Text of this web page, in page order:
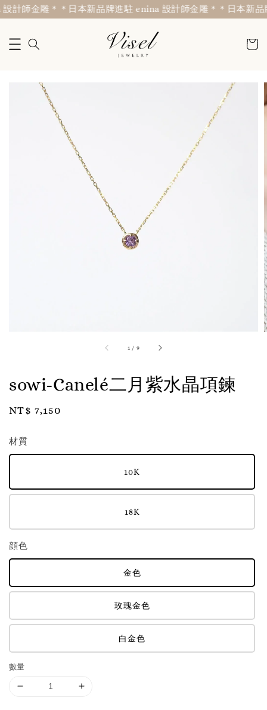
師金雕＊ ＊日本新品牌進駐 enina 設計師金雕＊ ＊日本新品
1 / 9
sowi-Canelé二月紫水晶項鍊
Regular
NT$ 7,150
材質
10K
18K
顔色
金色
玫瑰金色
白金色
數量